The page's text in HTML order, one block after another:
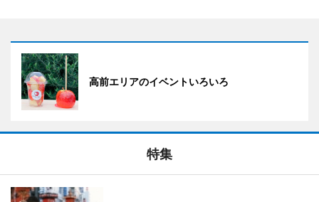
高前エリアのイベントいろいろ
特集